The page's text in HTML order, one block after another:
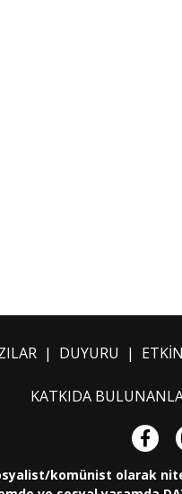
| DUYURU |
KATKIDA
komünist olarak